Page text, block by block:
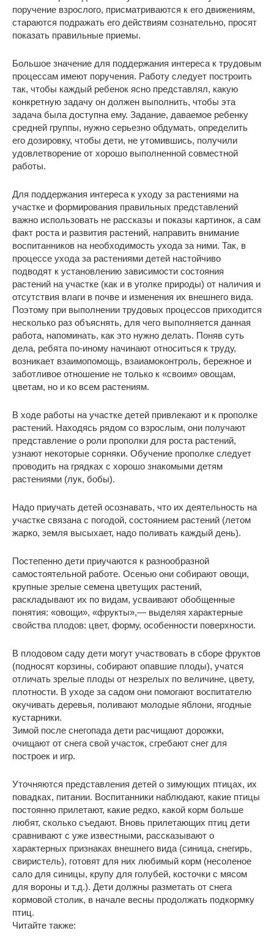
поручение взрослого, присматриваются к его движениям,
стараются подражать его действиям сознательно, просят
показать правильные приемы.
Большое значение для поддержания интереса к трудовым
процессам имеют поручения. Работу следует построить
так, чтобы каждый ребенок ясно представлял, какую
конкретную задачу он должен выполнить, чтобы эта
задача была доступна ему. Задание, даваемое ребенку
средней группы, нужно серьезно обдумать, определить
его дозировку, чтобы дети, не утомившись, получили
удовлетворение от хорошо выполненной совместной
работы.
Для поддержания интереса к уходу за растениями на
участке и формирования правильных представлений
важно использовать не рассказы и показы картинок, а сам
факт роста и развития растений, направить внимание
воспитанников на необходимость ухода за ними. Так, в
процессе ухода за растениями детей настойчиво
подводят к установлению зависимости состояния
растений на участке (как и в уголке природы) от наличия и
отсутствия влаги в почве и изменения их внешнего вида.
Поэтому при выполнении трудовых процессов приходится
несколько раз объяснять, для чего выполняется данная
работа, напоминать, как это нужно делать. Поняв суть
дела, ребята по-иному начинают относиться к труду,
возникает взаимопомощь, взаиамоконтроль, бережное и
заботливое отношение не только к «своим» овощам,
цветам, но и ко всем растениям.
В ходе работы на участке детей привлекают и к прополке
растений. Находясь рядом со взрослым, они получают
представление о роли прополки для роста растений,
узнают некоторые сорняки. Обучение прополке следует
проводить на грядках с хорошо знакомыми детям
растениями (лук, бобы).
Надо приучать детей осознавать, что их деятельность на
участке связана с погодой, состоянием растений (летом
жарко, земля высыхает, надо поливать каждый день).
Постепенно дети приучаются к разнообразной
самостоятельной работе. Осенью они собирают овощи,
крупные зрелые семена цветущих растений,
раскладывают их по видам, усваивают обобщенные
понятия: «овощи», «фрукты»,― выделяя характерные
свойства плодов: цвет, форму, особенности поверхности.
В плодовом саду дети могут участвовать в сборе фруктов
(подносят корзины, собирают опавшие плоды), учатся
отличать зрелые плоды от незрелых по величине, цвету,
плотности. В уходе за садом они помогают воспитателю
окучивать деревья, поливают молодые яблони, ягодные
кустарники.
Зимой после снегопада дети расчищают дорожки,
очищают от снега свой участок, сгребают снег для
построек и игр.
Уточняются представления детей о зимующих птицах, их
повадках, питании. Воспитанники наблюдают, какие птицы
постоянно прилетают, какие редко, какой корм больше
любят, сколько съедают. Вновь прилетающих птиц дети
сравнивают с уже известными, рассказывают о
характерных признаках внешнего вида (синица, снегирь,
свиристель), готовят для них любимый корм (несоленое
сало для синицы, крупу для голубей, косточки с мясом
для вороны и т.д.). Дети должны разметать от снега
кормовой столик, в начале весны продолжать подкормку
птиц.
Читайте также: